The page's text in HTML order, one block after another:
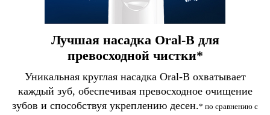
Лучшая насадка Oral-B для
превосходной чистки*
Уникальная круглая насадка Oral-B охватывает
каждый зуб, обеспечивая превосходное очищение
зубов и способствуя укреплению десен.* по сравнению с